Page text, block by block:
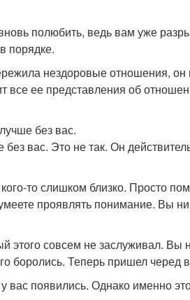
полюбить, ведь вам уже
порядке.
нездоровые отношения, он
все ее представления об
без вас.
вас. Это не так. Он
то слишком близко. Просто
проявлять понимание. Вы
этого совсем не заслуживал. Вы
боролись. Теперь пришел черед
появились. Однако именно